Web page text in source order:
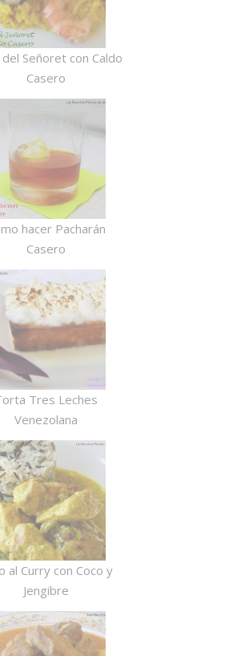
Señoret con Caldo
Casero
hacer Pacharán
Casero
Tres Leches
Venezolana
al Curry con Coco y
Jengibre